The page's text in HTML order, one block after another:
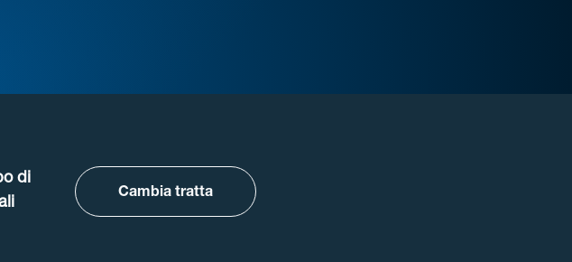
di
Cambia tratta